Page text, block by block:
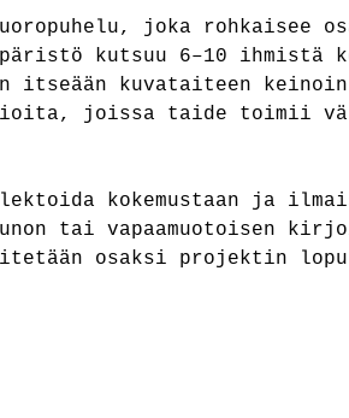
joka rohkaisee
kutsuu 6–10 ihmistä
itseään kuvataiteen
joissa taide toimii
kokemustaan ja
tai vapaamuotoisen
liitetään osaksi projektin